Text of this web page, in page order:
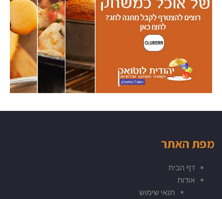
מפת האתר
דף הבית
אודות
תנאי שימוש